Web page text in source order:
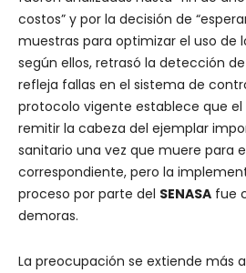
costos” y por la decisión de
muestras para optimizar el uso de
según ellos, retrasó la detección
refleja fallas en el sistema de
protocolo vigente establece que
remitir la cabeza del ejemplar
sanitario una vez que muere para
correspondiente, pero la
proceso por parte del SENASA fue
demoras.
La preocupación se extiende más